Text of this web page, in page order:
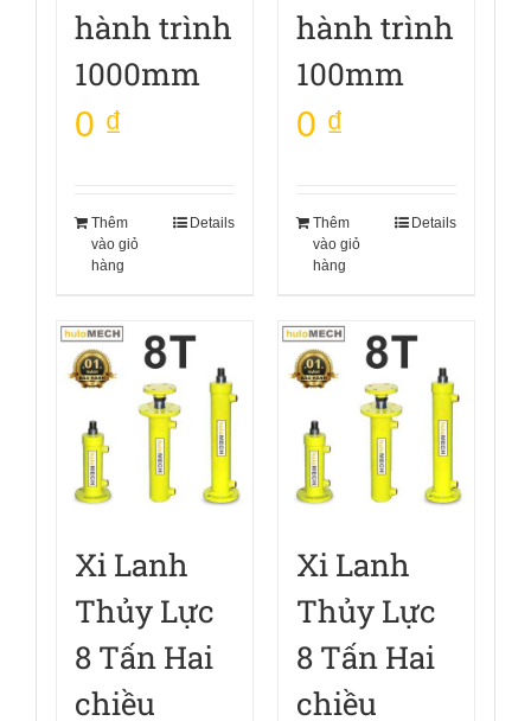
hành trình
1000mm
0 ₫
Thêm
vào giỏ
hàng
Details
hành trình
100mm
0 ₫
Thêm
vào giỏ
hàng
Details
Xi Lanh
Thủy Lực
8 Tấn Hai
chiều
Xi Lanh
Thủy Lực
8 Tấn Hai
chiều